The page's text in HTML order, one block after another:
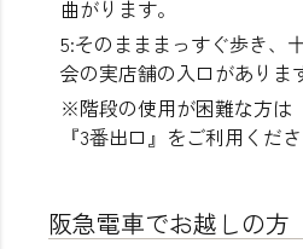
曲がります。
5:そのまままっすぐ歩き、
会の実店舗の入口がありま
※階段の使用が困難な方は
『3番出口』をご利用くださ
阪急電車でお越しの方